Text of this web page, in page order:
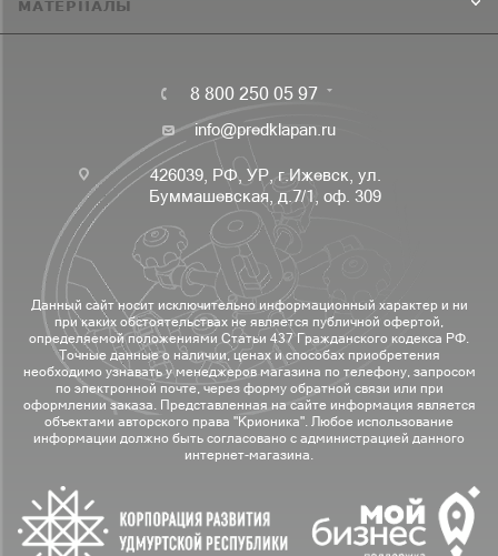
МАТЕРИАЛЫ
8 800 250 05 97
info@predklapan.ru
426039, РФ, УР, г.Ижевск, ул.
Буммашевская, д.7/1, оф. 309
Данный сайт носит исключительно информационный характер и ни
при каких обстоятельствах не является публичной офертой,
определяемой положениями Статьи 437 Гражданского кодекса РФ.
Точные данные о наличии, ценах и способах приобретения
необходимо узнавать у менеджеров магазина по телефону, запросом
по электронной почте, через форму обратной связи или при
оформлении заказа. Представленная на сайте информация является
объектами авторского права "Крионика". Любое использование
информации должно быть согласовано с администрацией данного
интернет-магазина.